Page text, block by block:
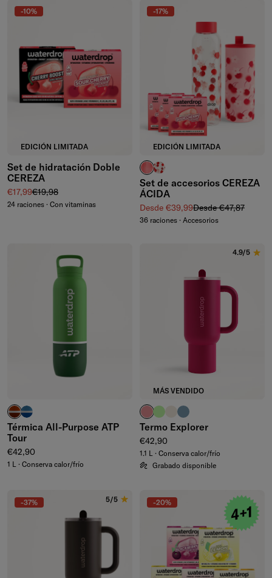
-10%
EDICIÓN LIMITADA
Set de hidratación Doble
CEREZA
Precio de venta
€17,99Precio normal
€19,98
24 raciones · Con vitaminas
-17%
EDICIÓN LIMITADA
vasos estriados
botella de vidrio
Set de accesorios CEREZA
ÁCIDA
Precio de venta
Desde €39,99Precio normal
Desde €47,87
36 raciones · Accesorios
rojo arcilla
azul intenso
Térmica All-Purpose ATP
Tour
Precio normal
€42,90
1 L · Conserva calor/frío
MÁS VENDIDO
4.9/5
rosa pálido
verde waterdrop®
marfilazul ceniza
Termo Explorer
Precio normal
€42,90
1.1 L · Conserva calor/frío
Grabado disponible
-37% 5/5 -20%